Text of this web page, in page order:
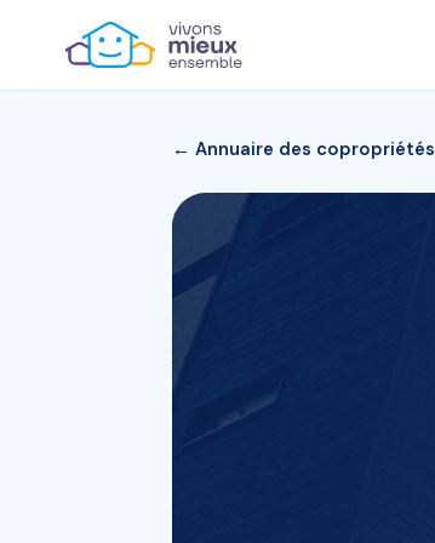
← Annuaire des copropriétés